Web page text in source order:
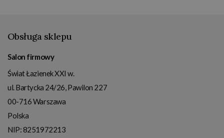
Obsługa sklepu
Salon firmowy
Świat Łazienek XXI w.
ul. Bartycka 24/26, Pawilon 227
00-716Warszawa
Polska
NIP:8251972213